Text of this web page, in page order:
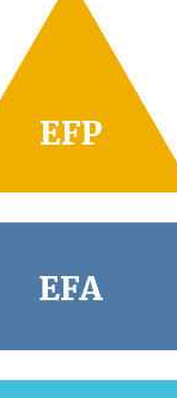
FINANCIAL
Novinka 2018
evropský titul a